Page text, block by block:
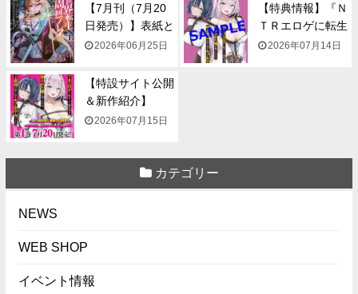
【7月刊（7月20
日発売）】表紙と
一...2026年06月25日
【特典情報】『Ｎ
ＴＲエロゲに転生
して...
2026年07月14日
【特設サイト公開
＆新作紹介】
『NTR...
2026年07月15日
カテゴリー
NEWS
WEB SHOP
イベント情報